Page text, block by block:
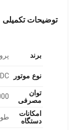
توضیحات تکمیلی
برند
نوع موتور
DC
توان
مصرفی
امکانات
دستگاه